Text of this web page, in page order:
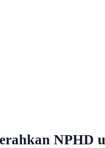
NPHD